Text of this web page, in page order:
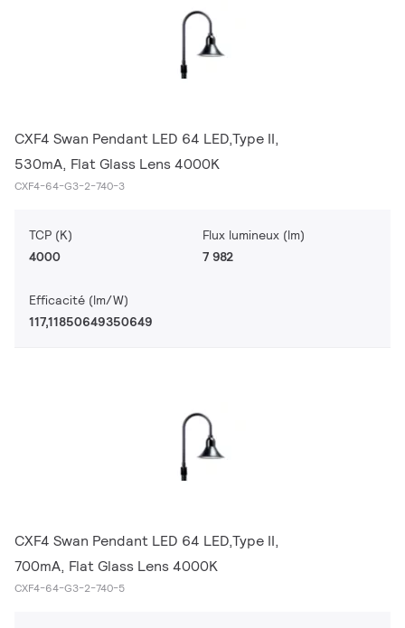
CXF4 Swan Pendant LED 64 LED,Type II,
530mA, Flat Glass Lens 4000K
CXF4-64-G3-2-740-3
TCP (K)
4000
Flux lumineux (lm)
7 982
Efficacité (lm/W)
117,11850649350649
CXF4 Swan Pendant LED 64 LED,Type II,
700mA, Flat Glass Lens 4000K
CXF4-64-G3-2-740-5